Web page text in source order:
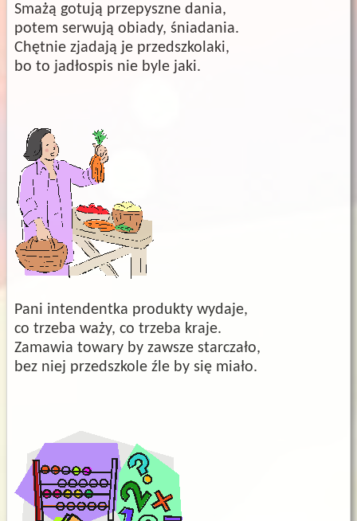
Smażą gotują przepyszne dania,
potem serwują obiady, śniadania.
Chętnie zjadają je przedszkolaki,
bo to jadłospis nie byle jaki.
Pani intendentka produkty wydaje,
co trzeba waży, co trzeba kraje.
Zamawia towary by zawsze starczało,
bez niej przedszkole źle by się miało.